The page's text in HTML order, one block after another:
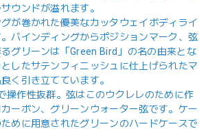
ウンドが溢れます。
が巻かれた優美なカッタウェイボディライ
バインディングからポジションマーク、弦
グリーンは「Green Bird」の名の由来とな
したサテンフィニッシュに仕上げられたマ
く引き立てています。
操作性抜群。弦はこのウクレレのために作
ーボン、グリーンウォーター弦です。ケー
めに用意されたグリーンのハードケースで